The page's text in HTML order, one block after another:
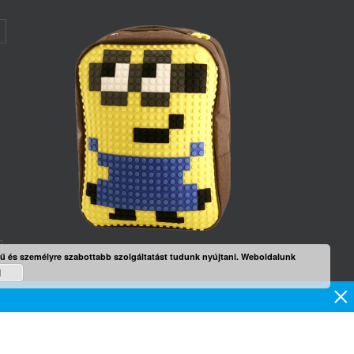
×
és személyre szabottabb szolgáltatást tudunk nyújtani. Weboldalunk